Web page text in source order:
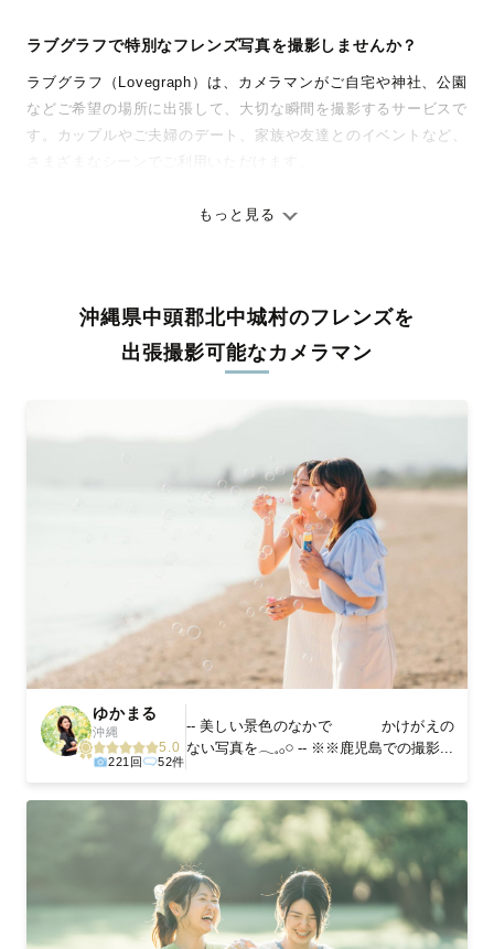
ラブグラフで特別なフレンズ写真を撮影しませんか？
ラブグラフ（Lovegraph）は、カメラマンがご自宅や神社、公園
などご希望の場所に出張して、大切な瞬間を撮影するサービスで
す。カップルやご夫婦のデート、家族や友達とのイベントなど、
ありのままの空気感を大切に、何十年経っても見返したくなるよ
料金は全国どこでも一律。わかりやすく安心の価格設定です。オ
リジナルの研修と厳正な審査に合格し、撮影技術やホスピタリテ
ィを身につけたプロのカメラマンが全国47都道府県に在籍してい
丁寧なレタッチで思い出を美しく仕上げます
撮影後は、独自の編集技術で写真の明るさや色合いを丁寧に調
整。自然な雰囲気を残しつつも、おしゃれで洗練された仕上がり
に。きっと「こんな写真を撮ってほしかった！」と思える一枚に
出会えます。まずは、ラブグラフの撮影事例をご覧ください。
もっと見る
沖縄県中頭郡北中城村のフレンズを
出張撮影可能なカメラマン
ゆかまる
沖縄
5.0
221回 52件
-- 美しい景色のなかで かけがえの
ない写真を𓂃𓈒𓂂𓏸 -- ※※鹿児島での撮影...